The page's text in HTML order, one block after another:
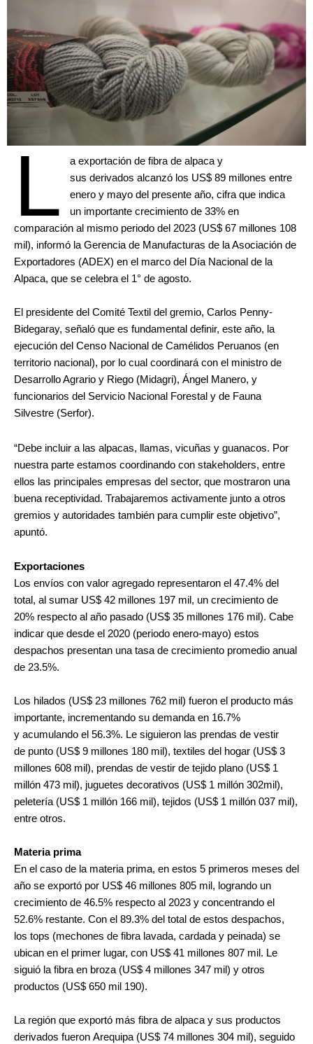
L
a exportación de fibra de alpaca y
sus derivados alcanzó los US$ 89 millones entre
enero y mayo del presente año, cifra que indica
un importante crecimiento de 33% en
comparación al mismo periodo del 2023 (US$ 67 millones 108
mil), informó la Gerencia de Manufacturas de la Asociación de
Exportadores (ADEX) en el marco del Día Nacional de la
Alpaca, que se celebra el 1° de agosto.
El presidente del Comité Textil del gremio, Carlos Penny-
Bidegaray, señaló que es fundamental definir, este año, la
ejecución del Censo Nacional de Camélidos Peruanos (en
territorio nacional), por lo cual coordinará con el ministro de
Desarrollo Agrario y Riego (Midagri), Ángel Manero, y
funcionarios del Servicio Nacional Forestal y de Fauna
Silvestre (Serfor).
“Debe incluir a las alpacas, llamas, vicuñas y guanacos. Por
nuestra parte estamos coordinando con stakeholders, entre
ellos las principales empresas del sector, que mostraron una
buena receptividad. Trabajaremos activamente junto a otros
gremios y autoridades también para cumplir este objetivo”,
apuntó.
Exportaciones
Los envíos con valor agregado representaron el 47.4% del
total, al sumar US$ 42 millones 197 mil, un crecimiento de
20% respecto al año pasado (US$ 35 millones 176 mil). Cabe
indicar que desde el 2020 (periodo enero-mayo) estos
despachos presentan una tasa de crecimiento promedio anual
de 23.5%.
Los hilados (US$ 23 millones 762 mil) fueron el producto más
importante, incrementando su demanda en 16.7%
y acumulando el 56.3%. Le siguieron las prendas de vestir
de punto (US$ 9 millones 180 mil), textiles del hogar (US$ 3
millones 608 mil), prendas de vestir de tejido plano (US$ 1
millón 473 mil), juguetes decorativos (US$ 1 millón 302mil),
peletería (US$ 1 millón 166 mil), tejidos (US$ 1 millón 037 mil),
entre otros.
Materia prima
En el caso de la materia prima, en estos 5 primeros meses del
año se exportó por US$ 46 millones 805 mil, logrando un
crecimiento de 46.5% respecto al 2023 y concentrando el
52.6% restante. Con el 89.3% del total de estos despachos,
los tops (mechones de fibra lavada, cardada y peinada) se
ubican en el primer lugar, con US$ 41 millones 807 mil. Le
siguió la fibra en broza (US$ 4 millones 347 mil) y otros
productos (US$ 650 mil 190).
La región que exportó más fibra de alpaca y sus productos
derivados fueron Arequipa (US$ 74 millones 304 mil), seguido